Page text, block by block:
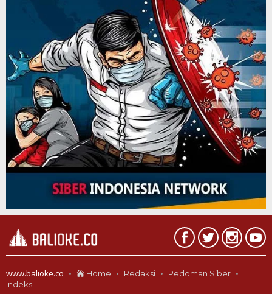
www.balioke.co Home Redaksi
Pedoman Siber
Indeks